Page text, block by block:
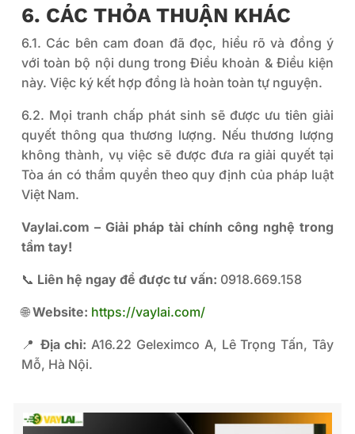
6. CÁC THỎA THUẬN KHÁC
6.1. Các bên cam đoan đã đọc, hiểu rõ và đồng ý
với toàn bộ nội dung trong Điều khoản & Điều kiện
này. Việc ký kết hợp đồng là hoàn toàn tự nguyện.
6.2. Mọi tranh chấp phát sinh sẽ được ưu tiên giải
quyết thông qua thương lượng. Nếu thương lượng
không thành, vụ việc sẽ được đưa ra giải quyết tại
Tòa án có thẩm quyền theo quy định của pháp luật
Việt Nam.
Vaylai.com – Giải pháp tài chính công nghệ trong
tầm tay!
📞 Liên hệ ngay để được tư vấn: 0918.669.158
🌐Website: https://vaylai.com/
📍 Địa chỉ: A16.22 Geleximco A, Lê Trọng Tấn, Tây
Mỗ, Hà Nội.